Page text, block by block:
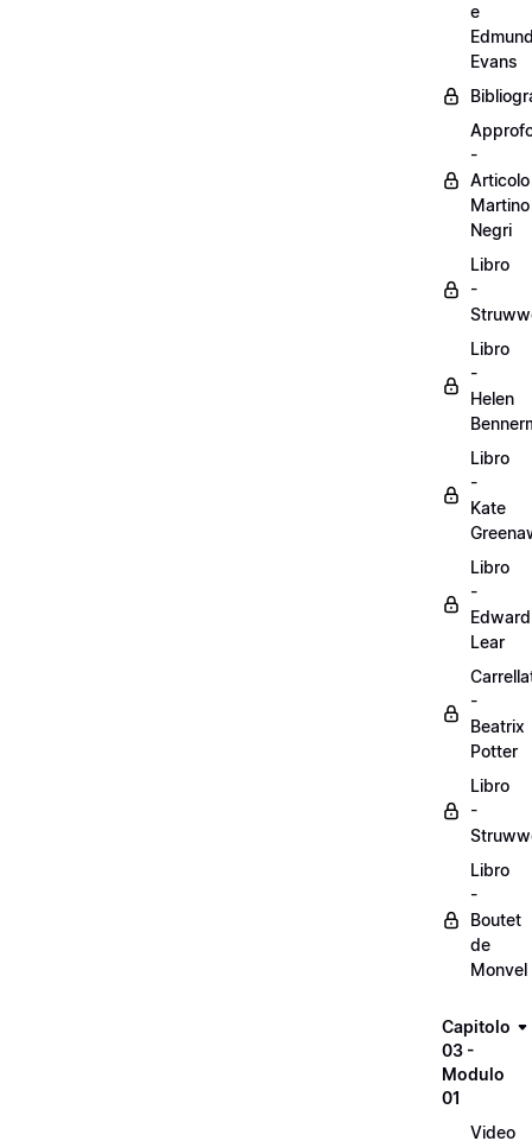
e
Evans
-
Articolo
Martino
Negri
Libro
-
Libro
-
Helen
Libro
-
Kate
Libro
-
Edward
Lear
-
Beatrix
Potter
Libro
-
Libro
-
Boutet
de
Monvel
Capitolo
03 -
Modulo
01
Video